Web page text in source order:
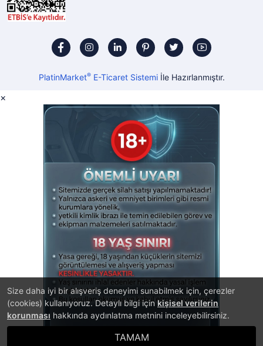
Size daha iyi bir alışveriş deneyimi sunabilmek için, çerezler
(cookies) kullanıyoruz. Detaylı bilgi için kişisel verilerin
korunması hakkında aydınlatma metnini inceleyebilirsiniz.
TAMAM
PlatinMarket®E-Ticaret Sistemiİle Hazırlanmıştır.
×